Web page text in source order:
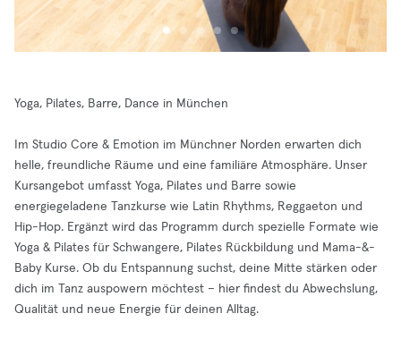
Yoga, Pilates, Barre, Dance in München
Im Studio Core & Emotion im Münchner Norden erwarten dich
helle, freundliche Räume und eine familiäre Atmosphäre. Unser
Kursangebot umfasst Yoga, Pilates und Barre sowie
energiegeladene Tanzkurse wie Latin Rhythms, Reggaeton und
Hip-Hop. Ergänzt wird das Programm durch spezielle Formate wie
Yoga & Pilates für Schwangere, Pilates Rückbildung und Mama-&-
Baby Kurse. Ob du Entspannung suchst, deine Mitte stärken oder
dich im Tanz auspowern möchtest – hier findest du Abwechslung,
Qualität und neue Energie für deinen Alltag.